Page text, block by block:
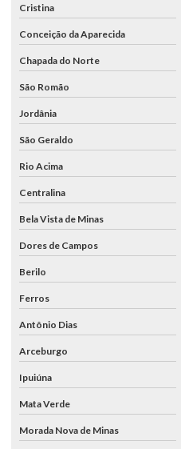
Cristina
Conceição da Aparecida
Chapada do Norte
São Romão
Jordânia
São Geraldo
Rio Acima
Centralina
Bela Vista de Minas
Dores de Campos
Berilo
Ferros
Antônio Dias
Arceburgo
Ipuiúna
Mata Verde
Morada Nova de Minas